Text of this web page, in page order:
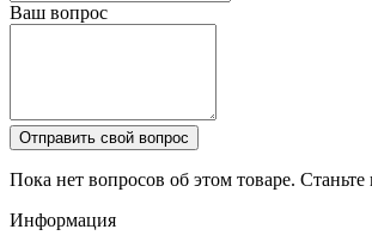
Ваш вопрос
Отправить свой вопрос
Пока нет вопросов об этом товаре.
Информация